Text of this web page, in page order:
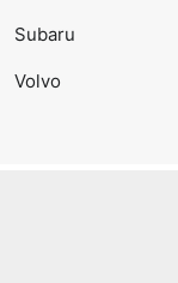
Subaru
Volvo